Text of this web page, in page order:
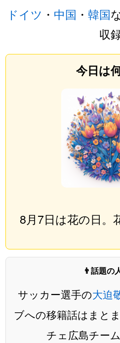
ドイツ ・ 中国 ・ 韓国
収
今日は
8月7日は花の日。
👨話題の
サッカー選手の大迫
ブへの移籍話はまと
チェ広島チー